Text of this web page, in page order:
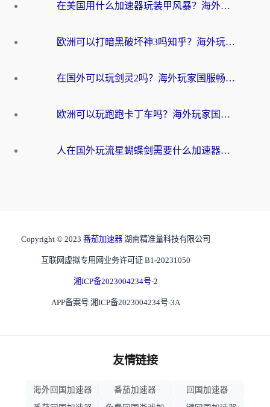
在美国用什么加速器玩装甲风暴？海外玩家亲测有效的国服游戏加速指南
欧洲可以打暗黑破坏神3吗知乎？海外玩家国服游戏加速终极指南
在国外可以玩剑灵2吗？海外玩家国服畅玩终极指南（附永恒之塔明日方舟加速方案）
欧洲可以玩跑跑卡丁车吗？海外玩家国服游戏畅玩终极指南（附QQ炫舞剑网3解决方案）
人在国外玩流星蝴蝶剑需要什么加速器？老玩家亲测的终极解决方案
Copyright © 2023 番茄加速器 湖南精准量科技有限公司
互联网虚拟专用网业务许可证 B1-20231050
湘ICP备2023004234号-2
APP备案号 湘ICP备2023004234号-3A
友情链接
海外回国加速器 番茄加速器
回国加速器